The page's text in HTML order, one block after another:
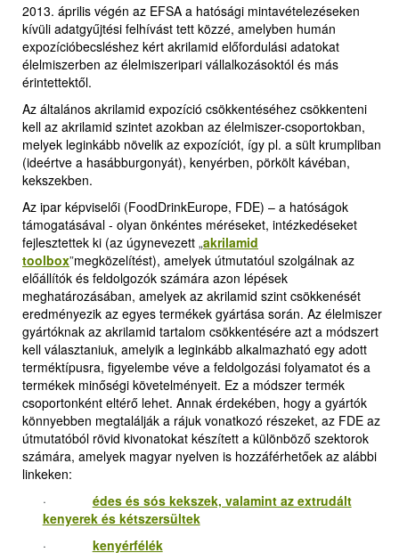
2013. április végén az EFSA a hatósági mintavételezéseken
kívüli adatgyűjtési felhívást tett közzé, amelyben humán
expozícióbecsléshez kért akrilamid előfordulási adatokat
élelmiszerben az élelmiszeripari vállalkozásoktól és más
érintettektől.
Az általános akrilamid expozíció csökkentéséhez csökkenteni
kell az akrilamid szintet azokban az élelmiszer-csoportokban,
melyek leginkább növelik az expozíciót, így pl. a sült krumpliban
(ideértve a hasábburgonyát), kenyérben, pörkölt kávéban,
kekszekben.
Az ipar képviselői (FoodDrinkEurope, FDE) – a hatóságok
támogatásával - olyan önkéntes méréseket, intézkedéseket
fejlesztettek ki (az úgynevezett „akrilamid
toolbox”megközelítést), amelyek útmutatóul szolgálnak az
előállítók és feldolgozók számára azon lépések
meghatározásában, amelyek az akrilamid szint csökkenését
eredményezik az egyes termékek gyártása során. Az élelmiszer
gyártóknak az akrilamid tartalom csökkentésére azt a módszert
kell választaniuk, amelyik a leginkább alkalmazható egy adott
terméktípusra, figyelembe véve a feldolgozási folyamatot és a
termékek minőségi követelményeit. Ez a módszer termék
csoportonként eltérő lehet. Annak érdekében, hogy a gyártók
könnyebben megtalálják a rájuk vonatkozó részeket, az FDE az
útmutatóból rövid kivonatokat készített a különböző szektorok
számára, amelyek magyar nyelven is hozzáférhetőek az alábbi
linkeken:
· édes és sós kekszek, valamint az extrudált
kenyerek és kétszersültek
· kenyérfélék